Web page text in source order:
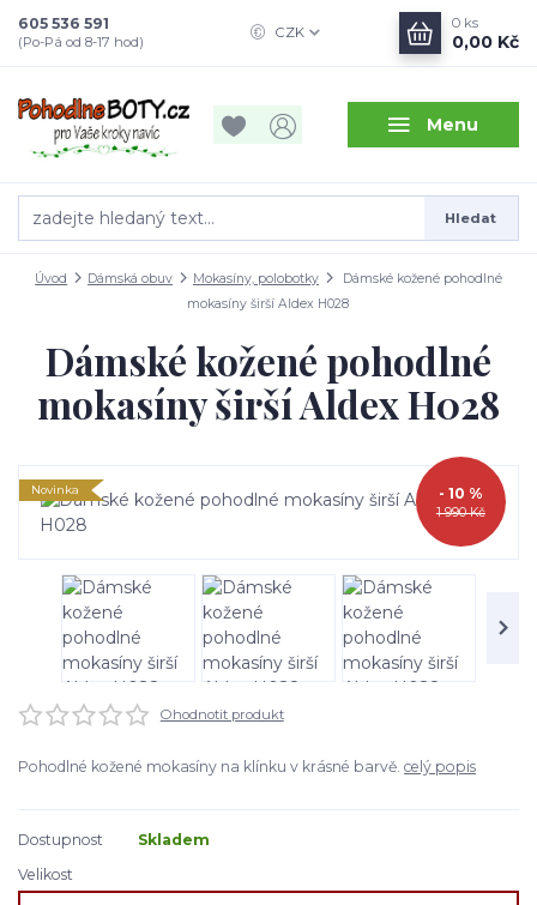
Menu
CZK
Hledat
605 536 591
(Po-Pá od 8-17 hod)
0 ks
0,00 Kč
Úvod Dámská obuv Mokasíny, polobotky
Dámské kožené pohodlné
mokasíny širší Aldex H028
Dámské kožené pohodlné
mokasíny širší Aldex H028
Novinka
1 990 Kč
- 10 %
Ohodnotit produkt
Pohodlné kožené mokasíny na klínku v krásné barvě. celý popis
Dostupnost
Skladem
Velikost